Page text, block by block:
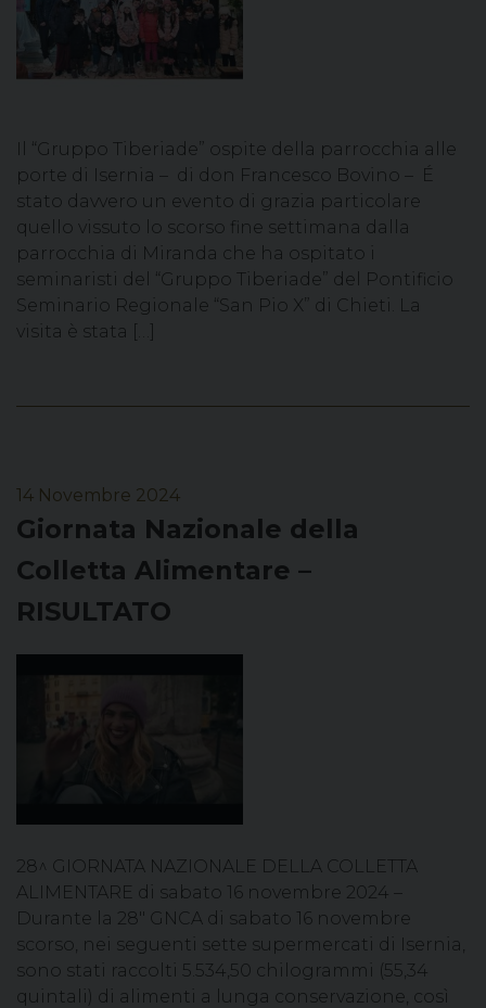
Il “Gruppo Tiberiade” ospite della parrocchia alle
porte di Isernia – di don Francesco Bovino – É
stato davvero un evento di grazia particolare
quello vissuto lo scorso fine settimana dalla
parrocchia di Miranda che ha ospitato i
seminaristi del “Gruppo Tiberiade” del Pontificio
Seminario Regionale “San Pio X” di Chieti. La
visita è stata […]
14 Novembre 2024
Giornata Nazionale della
Colletta Alimentare –
RISULTATO
28^ GIORNATA NAZIONALE DELLA COLLETTA
ALIMENTARE di sabato 16 novembre 2024 –
Durante la 28″ GNCA di sabato 16 novembre
scorso, nei seguenti sette supermercati di Isernia,
sono stati raccolti 5.534,50 chilogrammi (55,34
quintali) di alimenti a lunga conservazione, così